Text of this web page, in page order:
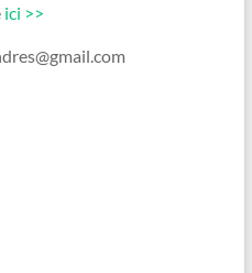
ici >>